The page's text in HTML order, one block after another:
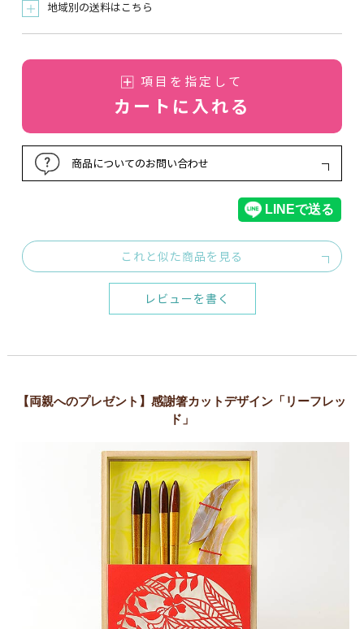
＋ 地域別の送料はこちら
項目を指定して
カートに入れる
商品についてのお問い合わせ
これと似た商品を見る
レビューを書く
【両親へのプレゼント】感謝箸カットデザイン「リーフレッ
ド」